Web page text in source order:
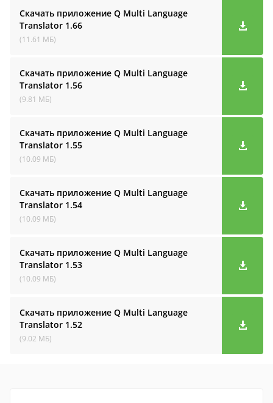
Скачать приложение Q Multi Language
Translator 1.66
(11.61 МБ)
Скачать приложение Q Multi Language
Translator 1.56
(9.81 МБ)
Скачать приложение Q Multi Language
Translator 1.55
(10.09 МБ)
Скачать приложение Q Multi Language
Translator 1.54
(10.09 МБ)
Скачать приложение Q Multi Language
Translator 1.53
(10.09 МБ)
Скачать приложение Q Multi Language
Translator 1.52
(9.02 МБ)